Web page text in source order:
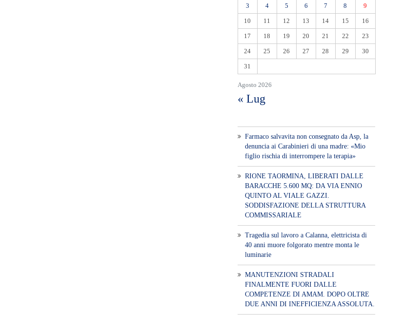
Agosto 2026
3 4 5 6 7 8 9
10 11 12 13 14 15 16
17 18 19 20 21 22 23
24 25 26 27 28 29 30
31
« Lug
Farmaco salvavita non consegnato da Asp, la
denuncia ai Carabinieri di una madre: «Mio
figlio rischia di interrompere la terapia»
RIONE TAORMINA, LIBERATI DALLE
BARACCHE 5.600 MQ: DA VIA ENNIO
QUINTO AL VIALE GAZZI.
SODDISFAZIONE DELLA STRUTTURA
COMMISSARIALE
Tragedia sul lavoro a Calanna, elettricista di
40 anni muore folgorato mentre monta le
luminarie
MANUTENZIONI STRADALI
FINALMENTE FUORI DALLE
COMPETENZE DI AMAM. DOPO OLTRE
DUE ANNI DI INEFFICIENZA ASSOLUTA.